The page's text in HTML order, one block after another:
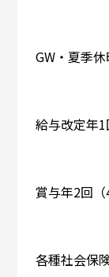
GW・夏季
給与改定年1
賞与年2回（
各種社会保